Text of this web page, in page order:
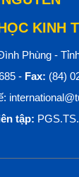
KINH
Phùng -
- Fax: (84)
tập: